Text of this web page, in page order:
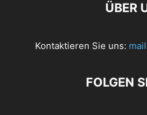
ÜBER
Kontaktieren Sie uns:
FOLGEN